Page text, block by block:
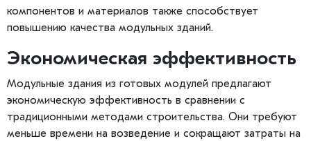
компонентов и материалов также способствует
повышению качества модульных зданий.
Экономическая эффективность
Модульные здания из готовых модулей предлагают
экономическую эффективность в сравнении с
традиционными методами строительства. Они требуют
меньше времени на возведение и сокращают затраты на